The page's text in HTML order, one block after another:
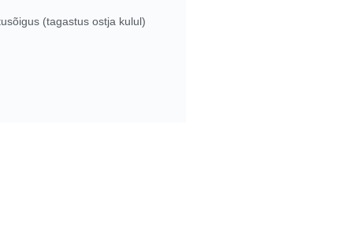
(tagastus ostja kulul)